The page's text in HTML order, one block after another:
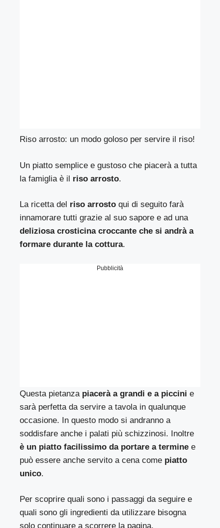
Riso arrosto: un modo goloso per servire il riso!
Un piatto semplice e gustoso che piacerà a tutta
la famiglia è il riso arrosto.
La ricetta del riso arrosto qui di seguito farà
innamorare tutti grazie al suo sapore e ad una
deliziosa crosticina croccante che si andrà a
formare durante la cottura.
Pubblicità
Questa pietanza piacerà a grandi e a piccini e
sarà perfetta da servire a tavola in qualunque
occasione. In questo modo si andranno a
soddisfare anche i palati più schizzinosi. Inoltre
è un piatto facilissimo da portare a termine e
può essere anche servito a cena come piatto
unico.
Per scoprire quali sono i passaggi da seguire e
quali sono gli ingredienti da utilizzare bisogna
solo continuare a scorrere la pagina.